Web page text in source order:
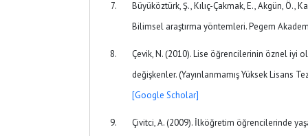
Büyüköztürk, Ş., Kılıç-Çakmak, E., Akgün, Ö.,
Bilimsel araştırma yöntemleri. Pegem
Çevik, N. (2010). Lise öğrencilerinin öznel iyi
değişkenler. (Yayınlanmamış Yüksek Lisans
[Google Scholar]
Çivitci, A. (2009). İlköğretim öğrencilerinde